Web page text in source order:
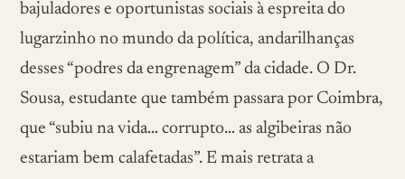
bajuladores e oportunistas sociais à espreita do
lugarzinho no mundo da política, andarilhanças
desses “podres da engrenagem” da cidade. O Dr.
Sousa, estudante que também passara por Coimbra,
que “subiu na vida… corrupto… as algibeiras não
estariam bem calafetadas”. E mais retrata a